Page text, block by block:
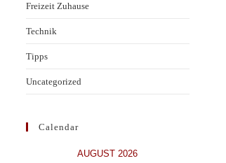
Freizeit Zuhause
Technik
Tipps
Uncategorized
Calendar
AUGUST 2026